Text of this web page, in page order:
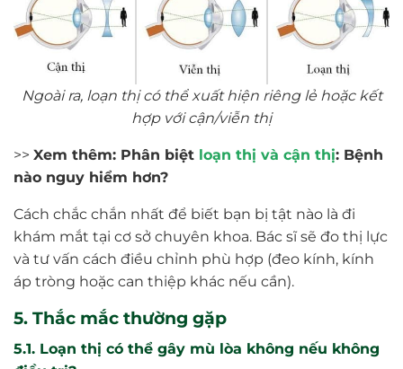
Ngoài ra, loạn thị có thể xuất hiện riêng lẻ hoặc kết
hợp với cận/viễn thị
>> Xem thêm: Phân biệt loạn thị và cận thị: Bệnh
nào nguy hiểm hơn?
Cách chắc chắn nhất để biết bạn bị tật nào là đi
khám mắt tại cơ sở chuyên khoa. Bác sĩ sẽ đo thị lực
và tư vấn cách điều chỉnh phù hợp (đeo kính, kính
áp tròng hoặc can thiệp khác nếu cần).
5. Thắc mắc thường gặp
5.1. Loạn thị có thể gây mù lòa không nếu không